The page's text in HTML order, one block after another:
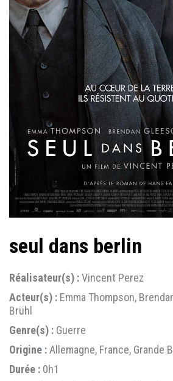
seul dans berlin
Réalisateur(s) :Vincent Perez
Acteur(s) : Emma Thompson,
Brühl
Genre(s) : Guerre
Origine :Allemagne, France, Grande
Durée : 0h1